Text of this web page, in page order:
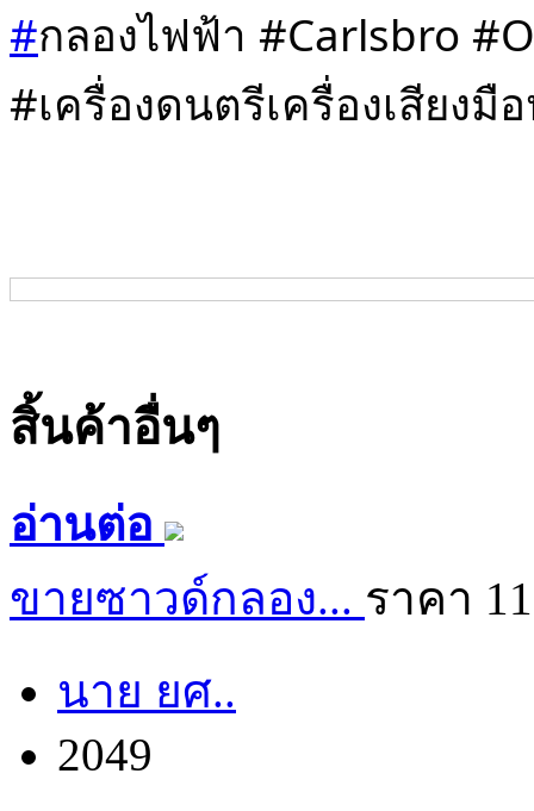
#กลองไฟฟ้า #Carlsbro
#เครื่องดนตรีเครื่องเสียง
สิ้นค้าอื่นๆ
อ่านต่อ
ขายซาวด์กลอง... ราคา
นาย ยศ..
2049